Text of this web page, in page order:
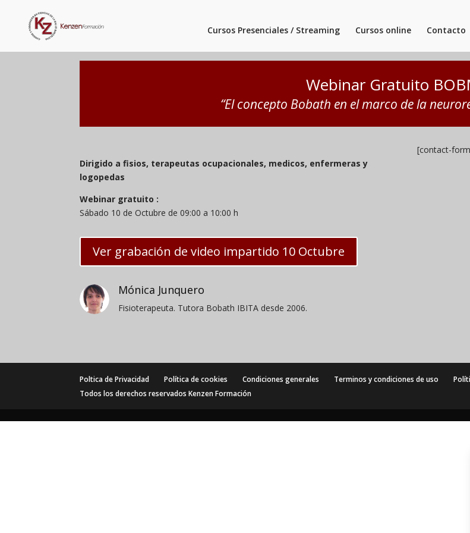
Cursos Presenciales / Streaming Cursos online Contacto
Webinar Gratuito
“El concepto Bobath en el marco de la
Dirigido a fisios, terapeutas ocupacionales, medicos, enfermeras y
logopedas
Webinar gratuito :
Sábado 10 de Octubre de 09:00 a 10:00 h
Ver grabación de video impartido 10 Octubre
Mónica Junquero
Fisioterapeuta. Tutora Bobath IBITA desde 2006.
[contact-
Poltica de Privacidad Política de cookies Condiciones generales Terminos y condiciones de uso
Todos los derechos reservados Kenzen Formación